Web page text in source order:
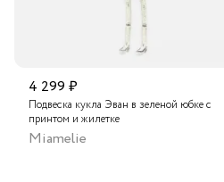
4 299 ₽
Подвеска кукла Эван в зеленой юбке с
принтом и жилетке
Miamelie